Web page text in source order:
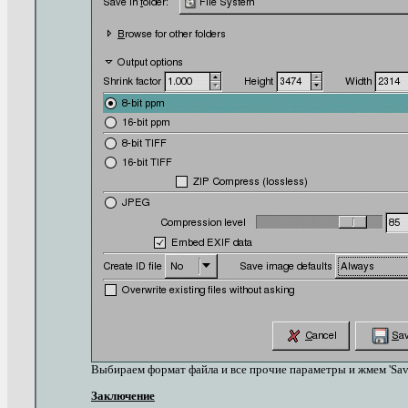
Выбираем формат файла и все прочие параметры и жмем
Заключение